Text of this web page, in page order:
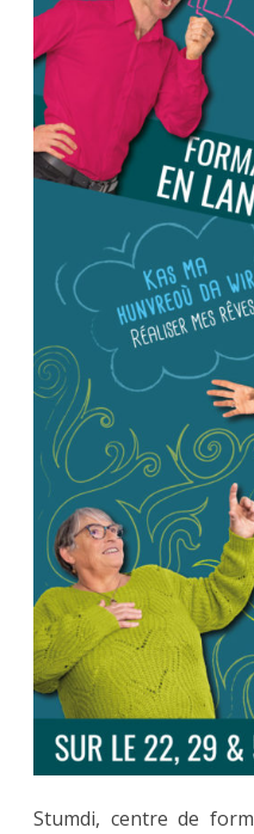
Stumdi, centre de